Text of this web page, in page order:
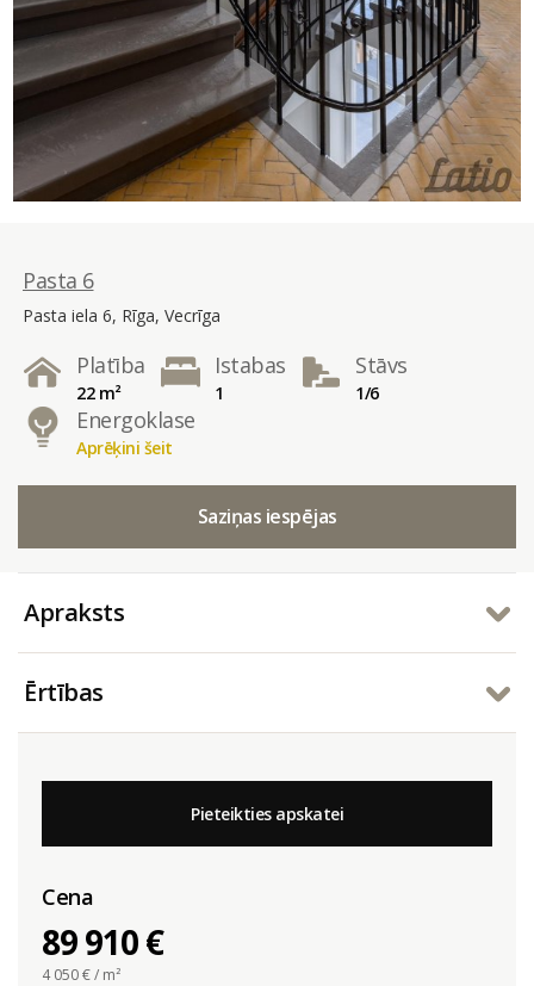
Pasta 6
Pasta iela 6, Rīga, Vecrīga
Platība
22 m²
Istabas
1
Stāvs
1/6
Energoklase
Aprēķini šeit
Saziņas iespējas
Apraksts
Ērtības
Pieteikties apskatei
Cena
89 910 €
4 050€ / m²